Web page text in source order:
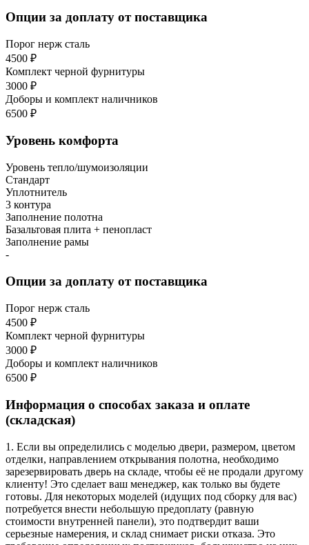
Опции за доплату от поставщика
Порог нерж сталь
4500 ₽
Комплект черной фурнитуры
3000 ₽
Доборы и комплект наличников
6500 ₽
Уровень комфорта
Уровень тепло/шумоизоляции
Стандарт
Уплотнитель
3 контура
Заполнение полотна
Базальтовая плита + пенопласт
Заполнение рамы
-
Опции за доплату от поставщика
Порог нерж сталь
4500 ₽
Комплект черной фурнитуры
3000 ₽
Доборы и комплект наличников
6500 ₽
Информация о способах заказа и оплате
(складская)
1. Если вы определились с моделью двери, размером, цветом
отделки, направлением открывания полотна, необходимо
зарезервировать дверь на складе, чтобы её не продали другому
клиенту! Это сделает ваш менеджер, как только вы будете
готовы. Для некоторых моделей (идущих под сборку для вас)
потребуется внести небольшую предоплату (равную
стоимости внутренней панели), это подтвердит ваши
серьезные намерения, и склад снимает риски отказа. Это